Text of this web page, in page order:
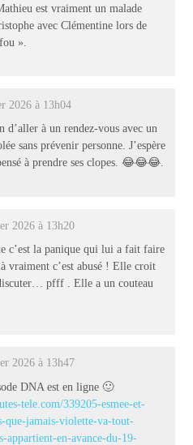
est vraiment un malade
avec Clémentine lors de
».
2026 à 13h04
d’aller à un rendez-vous avec un
sans prévenir personne. J’espère
à prendre ses clopes. 😂😂😂.
2026 à 13h20
c’est la panique qui lui a fait faire
vraiment c’est abusé ! Elle croit
pfff . Elle a un couteau
2026 à 13h47
DNA est en ligne 🙂
tele.com/339205-esmee-et-
que-jamais-violette-va-tout-
appartient-en-avance-du-19-